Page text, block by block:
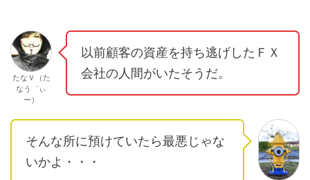
たなＶ（た
なう゛ぃ
ー）
以前顧客の資産を持ち逃げしたＦＸ
会社の人間がいたそうだ。
そんな所に預けていたら最悪じゃな
いかよ・・・